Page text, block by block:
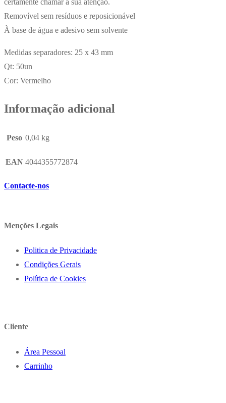
Removível sem resíduos e reposicionável
À base de água e adesivo sem solvente
Medidas separadores: 25 x 43 mm
Qt: 50un
Cor: Vermelho
Informação adicional
Peso 0,04 kg
EAN 4044355772874
Contacte-nos
Menções Legais
Politica de Privacidade
Condições Gerais
Política de Cookies
Cliente
Área Pessoal
Carrinho